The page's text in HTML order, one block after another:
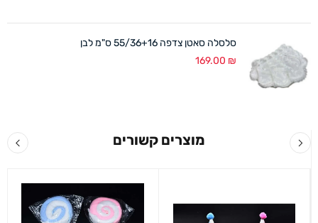
סלסלה סאטן צדפה 55/36+16 ס"מ לבן
169.00 ₪
מוצרים קשורים